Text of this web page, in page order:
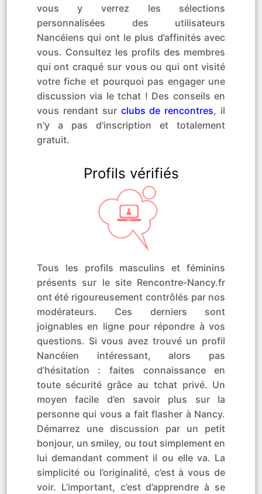
vous y verrez les sélections
personnalisées des utilisateurs
Nancéiens qui ont le plus d’affinités avec
vous. Consultez les profils des membres
qui ont craqué sur vous ou qui ont visité
votre fiche et pourquoi pas engager une
discussion via le tchat ! Des conseils en
vous rendant sur clubs de rencontres, il
n'y a pas d'inscription et totalement
gratuit.
Profils vérifiés
Tous les profils masculins et féminins
présents sur le site Rencontre-Nancy.fr
ont été rigoureusement contrôlés par nos
modérateurs. Ces derniers sont
joignables en ligne pour répondre à vos
questions. Si vous avez trouvé un profil
Nancéien intéressant, alors pas
d’hésitation : faites connaissance en
toute sécurité grâce au tchat privé. Un
moyen facile d’en savoir plus sur la
personne qui vous a fait flasher à Nancy.
Démarrez une discussion par un petit
bonjour, un smiley, ou tout simplement en
lui demandant comment il ou elle va. La
simplicité ou l’originalité, c’est à vous de
voir. L’important, c’est d’apprendre à se